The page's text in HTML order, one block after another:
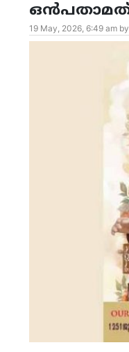
19 May, 2026, 6:49 am